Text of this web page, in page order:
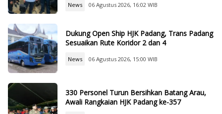
News 06 Agustus 2026, 16:02 WIB
Dukung Open Ship HJK Padang, Trans Padang
Sesuaikan Rute Koridor 2 dan 4
News 06 Agustus 2026, 15:00 WIB
330 Personel Turun Bersihkan Batang Arau,
Awali Rangkaian HJK Padang ke-357